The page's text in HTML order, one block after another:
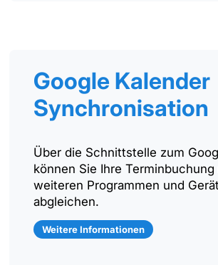
Google Kalender
Synchronisation
Über die Schnittstelle zum
können Sie Ihre
weiteren Programmen und
abgleichen.
Weitere Informationen